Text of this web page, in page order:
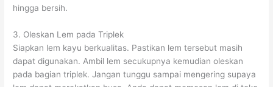
hingga bersih.
3. Oleskan Lem pada Triplek
Siapkan lem kayu berkualitas. Pastikan lem tersebut masih
dapat digunakan. Ambil lem secukupnya kemudian oleskan
pada bagian triplek. Jangan tunggu sampai mengering supaya